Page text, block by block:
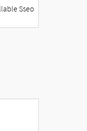
Sseo